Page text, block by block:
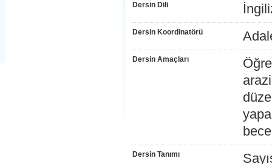
Dersin Dili
Dersin Koordinatörü
Dersin Amaçları
Dersin Tanımı